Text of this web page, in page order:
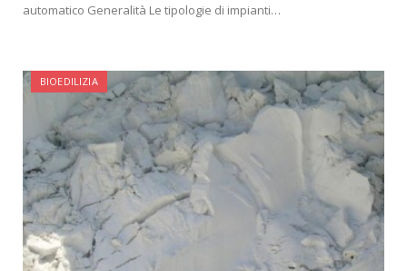
automatico Generalità Le tipologie di impianti…
BIOEDILIZIA